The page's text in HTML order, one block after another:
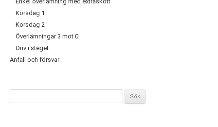
Korsdag 1
Korsdag 2
Överlämningar 3 mot 0
Driv i steget
Anfall och försvar